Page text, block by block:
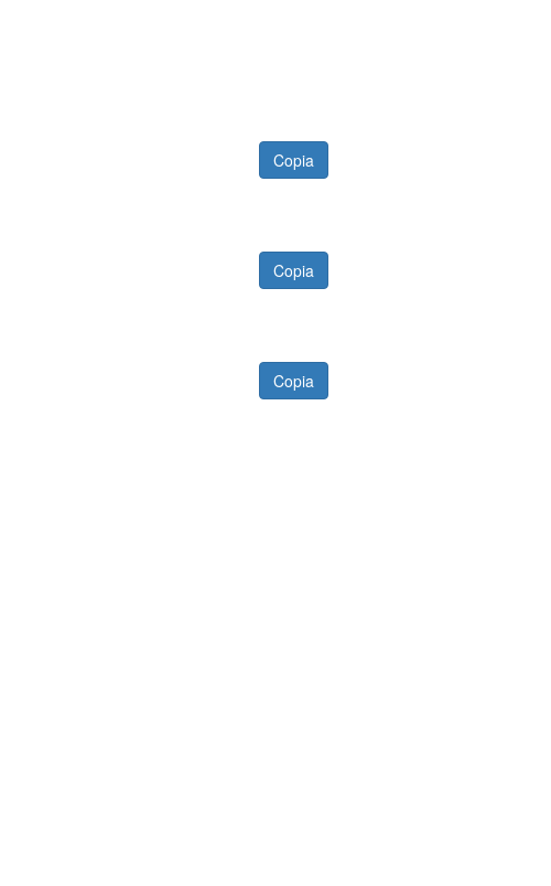
Copia
Copia
Copia